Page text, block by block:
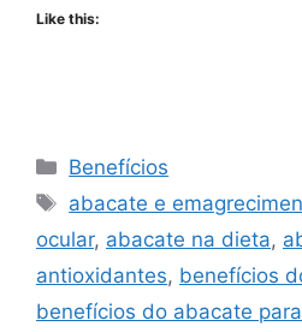
Like this:
Categories
Benefícios
Tags
abacate e
ocular, abacate na dieta,
antioxidantes, benefícios
benefícios do abacate